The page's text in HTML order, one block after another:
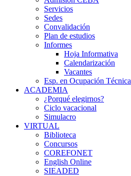
Servicios
Sedes
Convalidación
Plan de estudios
Informes
Hoja Informativa
Calendarización
Vacantes
Esp. en Ocupación Técnica
ACADEMIA
¿Porqué elegirnos?
Ciclo vacacional
Simulacro
VIRTUAL
Biblioteca
Concursos
COREFONET
English Online
SIEADED